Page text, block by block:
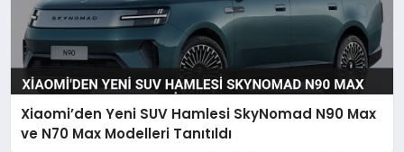
Xiaomi’den Yeni SUV Hamlesi SkyNomad N90 Max
ve N70 Max Modelleri Tanıtıldı